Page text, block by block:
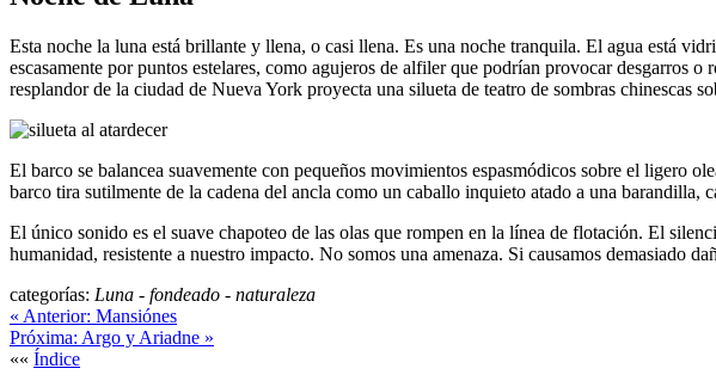
Esta noche la luna está brillante y llena, o casi llena. Es una noche tranquila. El agua está
escasamente por puntos estelares, como agujeros de alfiler que podrían provocar desgarros
resplandor de la ciudad de Nueva York proyecta una silueta de teatro de sombras chinescas
El barco se balancea suavemente con pequeños movimientos espasmódicos sobre el ligero
barco tira sutilmente de la cadena del ancla como un caballo inquieto atado a una
El único sonido es el suave chapoteo de las olas que rompen en la línea de flotación. El
humanidad, resistente a nuestro impacto. No somos una amenaza. Si causamos demasiado
categorías: Luna - fondeado - naturaleza
« Anterior: Mansiónes
Próxima: Argo y Ariadne »
«« Índice